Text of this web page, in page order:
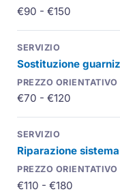
€90 - €150
Sostituzione
€70 - €120
Riparazione
€110 - €180